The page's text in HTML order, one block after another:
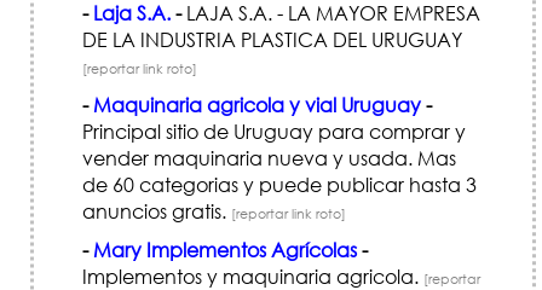
- Laja S.A.-LAJA S.A. - LA MAYOR EMPRESA
DE LA INDUSTRIA PLASTICA DEL URUGUAY
[reportar link roto]
- Maquinaria agricola y vial Uruguay-
Principal sitio de Uruguay para comprar y
vender maquinaria nueva y usada. Mas
de 60 categorias y puede publicar hasta 3
anuncios gratis. [reportar link roto]
- Mary Implementos Agrícolas-
Implementos y maquinaria agricola. [reportar